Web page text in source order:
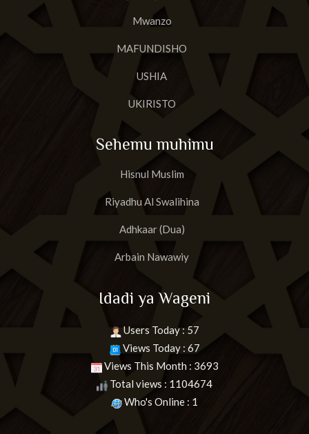
Mwanzo
MAFUNDISHO
USHIA
UKIRISTO
Sehemu muhimu
Hisnul Muslim
Riyadhu Al Swalihina
Adhkaar (Dua)
Arbain Nawawiy
Idadi ya Wageni
Users Today : 57
Views Today : 67
Views This Month : 3693
Total views : 1104674
Who's Online : 1